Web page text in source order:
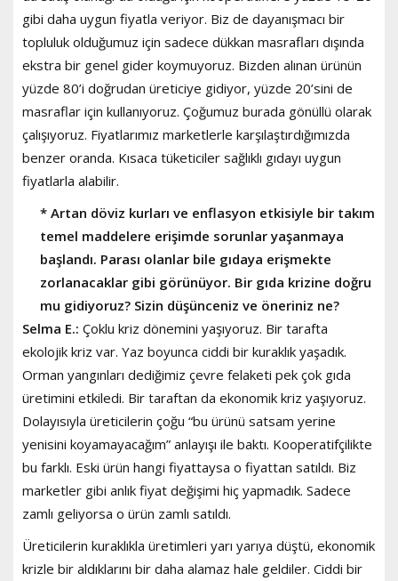
gibi daha uygun fiyatla veriyor. Biz de dayanışmacı bir
topluluk olduğumuz için sadece dükkan masrafları dışında
ekstra bir genel gider koymuyoruz. Bizden alınan ürünün
yüzde 80’i doğrudan üreticiye gidiyor, yüzde 20’sini de
masraflar için kullanıyoruz. Çoğumuz burada gönüllü olarak
çalışıyoruz. Fiyatlarımız marketlerle karşılaştırdığımızda
benzer oranda. Kısaca tüketiciler sağlıklı gıdayı uygun
fiyatlarla alabilir.
* Artan döviz kurları ve enflasyon etkisiyle bir takım
temel maddelere erişimde sorunlar yaşanmaya
başlandı. Parası olanlar bile gıdaya erişmekte
zorlanacaklar gibi görünüyor. Bir gıda krizine doğru
mu gidiyoruz? Sizin düşünceniz ve öneriniz ne?
Selma E.: Çoklu kriz dönemini yaşıyoruz. Bir tarafta
ekolojik kriz var. Yaz boyunca ciddi bir kuraklık yaşadık.
Orman yangınları dediğimiz çevre felaketi pek çok gıda
üretimini etkiledi. Bir taraftan da ekonomik kriz yaşıyoruz.
Dolayısıyla üreticilerin çoğu “bu ürünü satsam yerine
yenisini koyamayacağım” anlayışı ile baktı. Kooperatifçilikte
bu farklı. Eski ürün hangi fiyattaysa o fiyattan satıldı. Biz
marketler gibi anlık fiyat değişimi hiç yapmadık. Sadece
zamlı geliyorsa o ürün zamlı satıldı.
Üreticilerin kuraklıkla üretimleri yarı yarıya düştü, ekonomik
krizle bir aldıklarını bir daha alamaz hale geldiler. Ciddi bir